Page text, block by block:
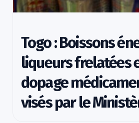
Togo : Boissons
liqueurs frelatées
dopage
visés par le